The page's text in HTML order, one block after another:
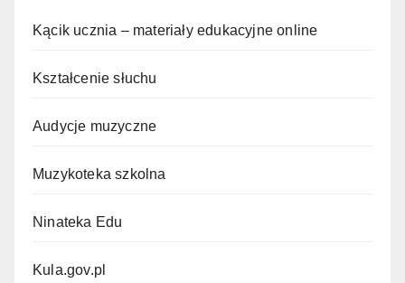
Kącik ucznia – materiały edukacyjne online
Kształcenie słuchu
Audycje muzyczne
Muzykoteka szkolna
Ninateka Edu
Kula.gov.pl